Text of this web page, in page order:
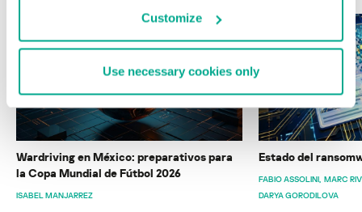
Customize
Use necessary cookies only
Wardriving en México: preparativos para
la Copa Mundial de Fútbol 2026
ISABEL MANJARREZ
Estado del
FABIO ASSOLINI MARC
DARYA GORODILOVA